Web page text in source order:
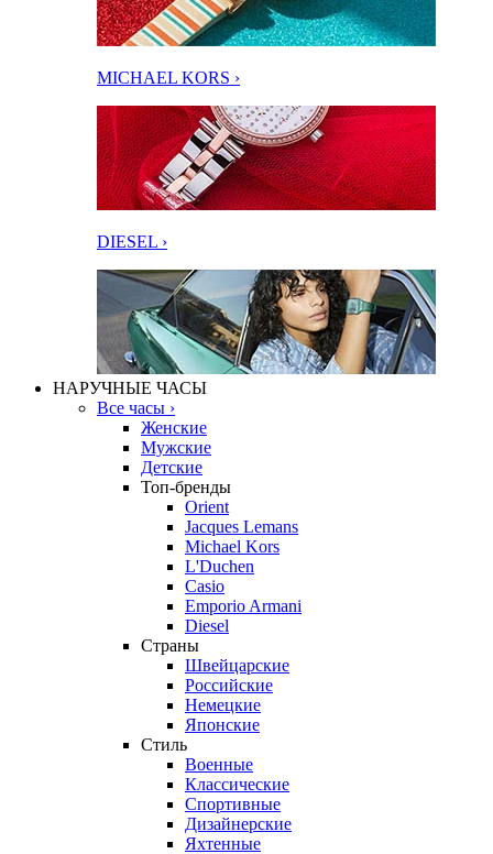
MICHAEL KORS ›
DIESEL ›
НАРУЧНЫЕ ЧАСЫ
Все часы ›
Женские
Мужские
Детские
Топ-бренды
Orient
Jacques Lemans
Michael Kors
L'Duchen
Casio
Emporio Armani
Diesel
Страны
Швейцарские
Российские
Немецкие
Японские
Стиль
Военные
Классические
Спортивные
Дизайнерские
Яхтенные